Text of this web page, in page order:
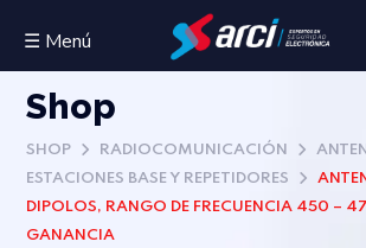
☰ Menú
Shop
SHOP RADIOCOMUNICACIÓN
ESTACIONES BASE Y REPETIDORES
DIPOLOS, RANGO DE FRECUENCIA 450 –
GANANCIA